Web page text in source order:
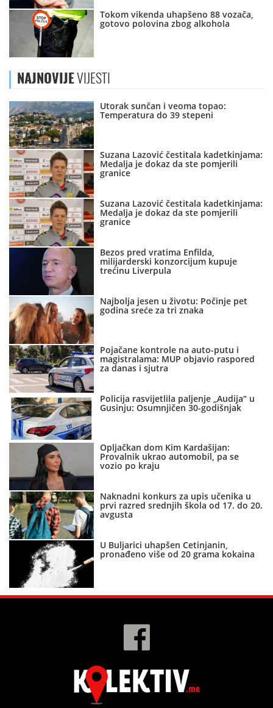
Tokom vikenda uhapšeno 88 vozača,
gotovo polovina zbog alkohola
NAJNOVIJEVIJESTI
Utorak sunčan i veoma topao:
Temperatura do 39 stepeni
Suzana Lazović čestitala kadetkinjama:
Medalja je dokaz da ste pomjerili
granice
Suzana Lazović čestitala kadetkinjama:
Medalja je dokaz da ste pomjerili
granice
Bezos pred vratima Enfilda,
milijarderski konzorcijum kupuje
trećinu Liverpula
Najbolja jesen u životu: Počinje pet
godina sreće za tri znaka
Pojačane kontrole na auto-putu i
magistralama: MUP objavio raspored
za danas i sjutra
Policija rasvijetlila paljenje „Audija“ u
Gusinju: Osumnjičen 30-godišnjak
Opljačkan dom Kim Kardašijan:
Provalnik ukrao automobil, pa se
vozio po kraju
Naknadni konkurs za upis učenika u
prvi razred srednjih škola od 17. do 20.
avgusta
U Buljarici uhapšen Cetinjanin,
pronađeno više od 20 grama kokaina